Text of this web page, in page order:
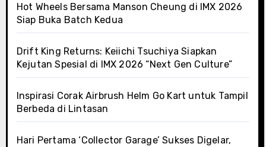
Hot Wheels Bersama Manson Cheung di IMX 2026
Siap Buka Batch Kedua
Drift King Returns: Keiichi Tsuchiya Siapkan
Kejutan Spesial di IMX 2026 “Next Gen Culture”
Inspirasi Corak Airbrush Helm Go Kart untuk Tampil
Berbeda di Lintasan
Hari Pertama ‘Collector Garage’ Sukses Digelar,